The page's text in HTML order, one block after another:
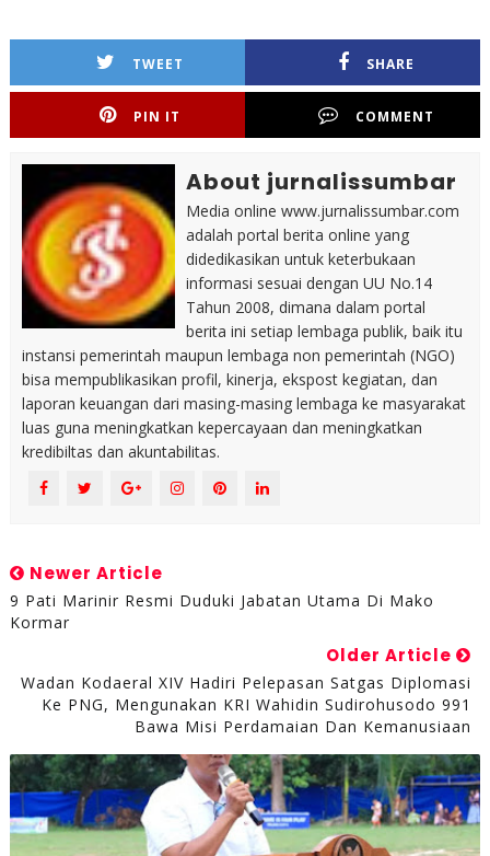
TWEET SHARE
PIN IT COMMENT
About jurnalissumbar
Media online www.jurnalissumbar.com
adalah portal berita online yang
didedikasikan untuk keterbukaan
informasi sesuai dengan UU No.14
Tahun 2008, dimana dalam portal
berita ini setiap lembaga publik, baik itu
instansi pemerintah maupun lembaga non pemerintah (NGO)
bisa mempublikasikan profil, kinerja, ekspost kegiatan, dan
laporan keuangan dari masing-masing lembaga ke masyarakat
luas guna meningkatkan kepercayaan dan meningkatkan
kredibiltas dan akuntabilitas.
Newer Article
9 Pati Marinir Resmi Duduki Jabatan Utama Di Mako
Kormar
Older Article
Wadan Kodaeral XIV Hadiri Pelepasan Satgas Diplomasi
Ke PNG, Mengunakan KRI Wahidin Sudirohusodo 991
Bawa Misi Perdamaian Dan Kemanusiaan